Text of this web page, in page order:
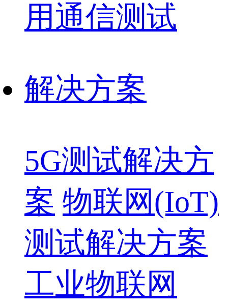
用通信测试
解决方案
5G测试解决方
案 物联网(IoT)
测试解决方案
工业物联网